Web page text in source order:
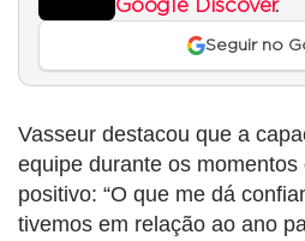
Google Discover.
Seguir no
Vasseur destacou que a
equipe durante os
positivo: “O que me dá
tivemos em relação ao ano